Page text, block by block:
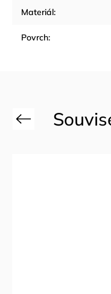
Materiál:
Povrch:
Previous